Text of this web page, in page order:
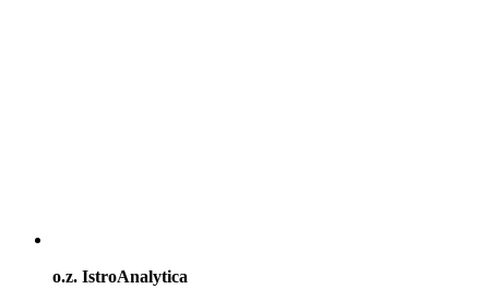
o.z. IstroAnalytica